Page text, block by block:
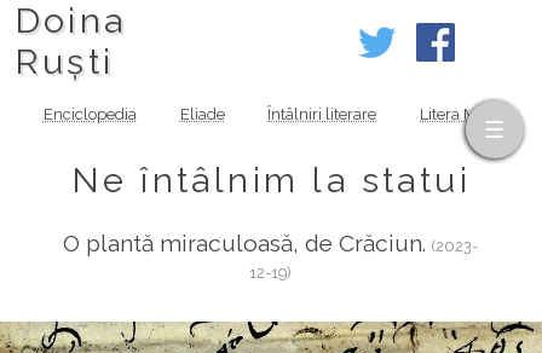
Doina
Ruști
Enciclopedia Eliade Întâlniri literare Litera MOV
Ne întâlnim la statui
O plantă miraculoasă, de Crăciun.(2023-
12-19)